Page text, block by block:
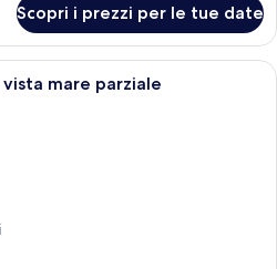
Scopri i prezzi per le tue date
Un'area patio esterna con un tavolo
mare parziale